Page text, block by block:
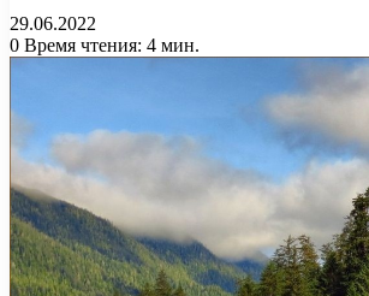
29.06.2022
0 Время чтения: 4 мин.